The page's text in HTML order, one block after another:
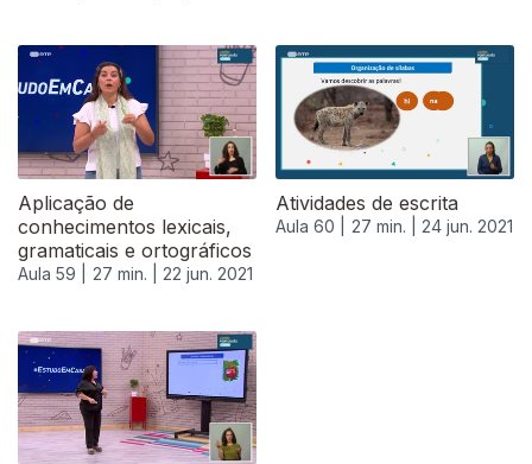
Aplicação de
conhecimentos lexicais,
gramaticais e ortográficos
Aula 59 | 27 min. | 22 jun. 2021
Atividades de escrita
Aula 60 | 27 min. | 24 jun. 2021
553272
554214